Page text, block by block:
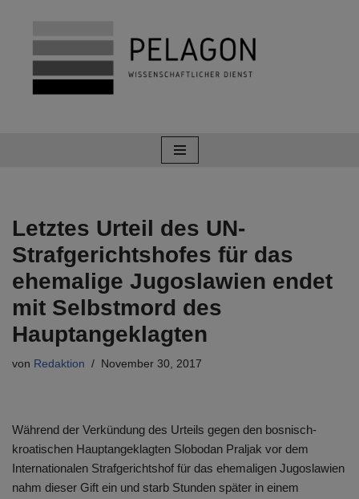
Zum
Inhalt
springen
Letztes Urteil des UN-
Strafgerichtshofes für das
ehemalige Jugoslawien endet
mit Selbstmord des
Hauptangeklagten
von Redaktion November 30, 2017
Während der Verkündung des Urteils gegen den bosnisch-
kroatischen Hauptangeklagten Slobodan Praljak vor dem
Internationalen Strafgerichtshof für das ehemaligen Jugoslawien
nahm dieser Gift ein und starb Stunden später in einem